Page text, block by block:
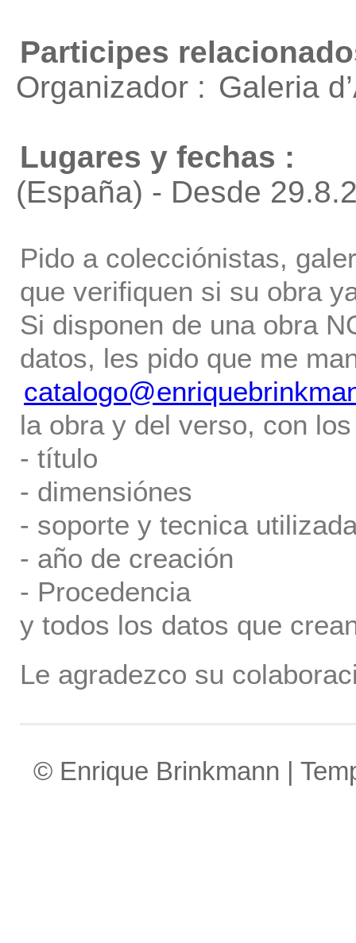
Participes
Organizador : Galeria
Lugares y fechas :
(España) - Desde
Pido a colecciónistas,
que verifiquen si su obra
Si disponen de una obra
datos, les pido que me
la obra y del verso, con
- título
- dimensiónes
- soporte y tecnica
- año de creación
- Procedencia
y todos los datos que
Le agradezco su
© Enrique Brinkmann |